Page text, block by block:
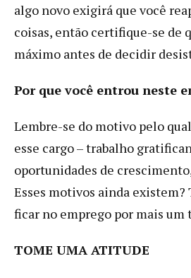
algo novo exigirá que você
coisas, então certifique-se de
máximo antes de decidir
Por que você entrou neste
Lembre-se do motivo pelo
esse cargo – trabalho
oportunidades de
Esses motivos ainda existem?
ficar no emprego por mais um
TOME UMA ATITUDE